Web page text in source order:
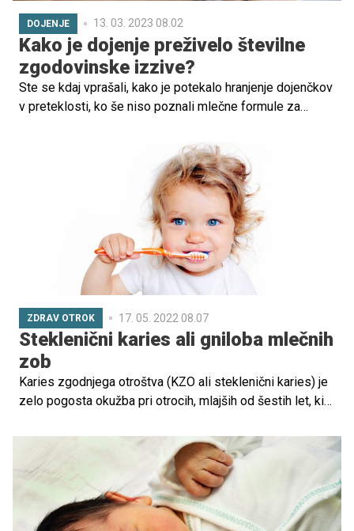
DOJENJE 13. 03. 2023 08.02
Kako je dojenje preživelo številne
zgodovinske izzive?
Ste se kdaj vprašali, kako je potekalo hranjenje dojenčkov
v preteklosti, ko še niso poznali mlečne formule za
flaške? Kako je dojenje preživelo številne izzive?
Preverite v kratkem zgodovinskem pregledu dojenja.
ZDRAV OTROK 17. 05. 2022 08.07
Steklenični karies ali gniloba mlečnih
zob
Karies zgodnjega otroštva (KZO ali steklenični karies) je
zelo pogosta okužba pri otrocih, mlajših od šestih let, ki
laktobacilov, običajno od matere.